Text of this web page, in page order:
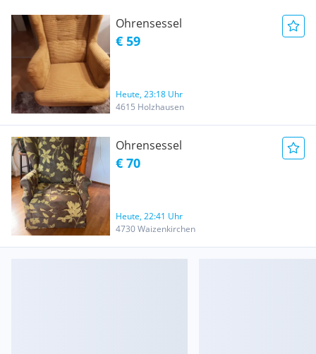
Ohrensessel
€ 59
Heute, 23:18 Uhr
4615 Holzhausen
Ohrensessel
€ 70
Heute, 22:41 Uhr
4730 Waizenkirchen